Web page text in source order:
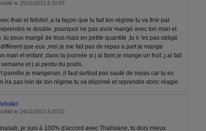
publié le 25/11/2013 à 10:07
thali et fefollet ,a la façon que tu fait ton régime tu va finir par
le double ,pourquoi ne pas avoir mangé avec ton mari et
,tu peux mangé de tous mais en petite quantité ,tu n 'es pas obligé
que eux ,moi je me fait pas de repas a part je mange
mari et enfant ,dans la journée si j ai faim je mange un fruit ,j ai fait
et j ai perdu du poids.
pareille je mangerais ,il faut surtout pas sauté de repas car tu es
ira pas loin de ton régime tu va déprimé et reprendre donc réagie.
publié le 24/11/2013 à 20:22
je suis à 100% d'accord avec Thalisiane, tu dois mieux